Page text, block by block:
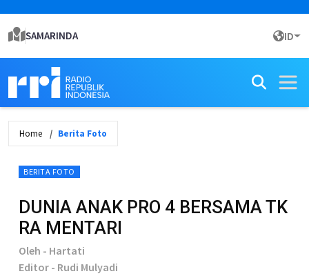
SAMARINDA ID
Home Berita Foto
BERITA FOTO
DUNIA ANAK PRO 4 BERSAMA TK
RA MENTARI
Oleh - Hartati
Editor - Rudi Mulyadi